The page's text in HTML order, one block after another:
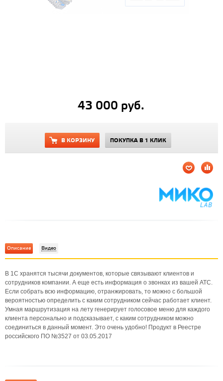
43 000 руб.
В КОРЗИНУ ПОКУПКА В 1 КЛИК
Описание Видео
В 1С хранятся тысячи документов, которые связывают клиентов и
сотрудников компании. А еще есть информация о звонках из вашей АТС.
Если собрать всю информацию, отранжировать, то можно с большой
вероятностью определить с каким сотрудником сейчас работает клиент.
Умная маршрутизация на лету генерирует голосовое меню для каждого
клиента персонально и подсказывает, с каким сотрудником можно
соединиться в данный момент. Это очень удобно! Продукт в Реестре
российского ПО №3527 от 03.05.2017